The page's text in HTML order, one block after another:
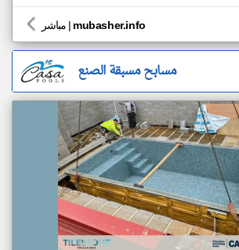
مباشر | mubasher.info
مسابح مسبقة الصنع